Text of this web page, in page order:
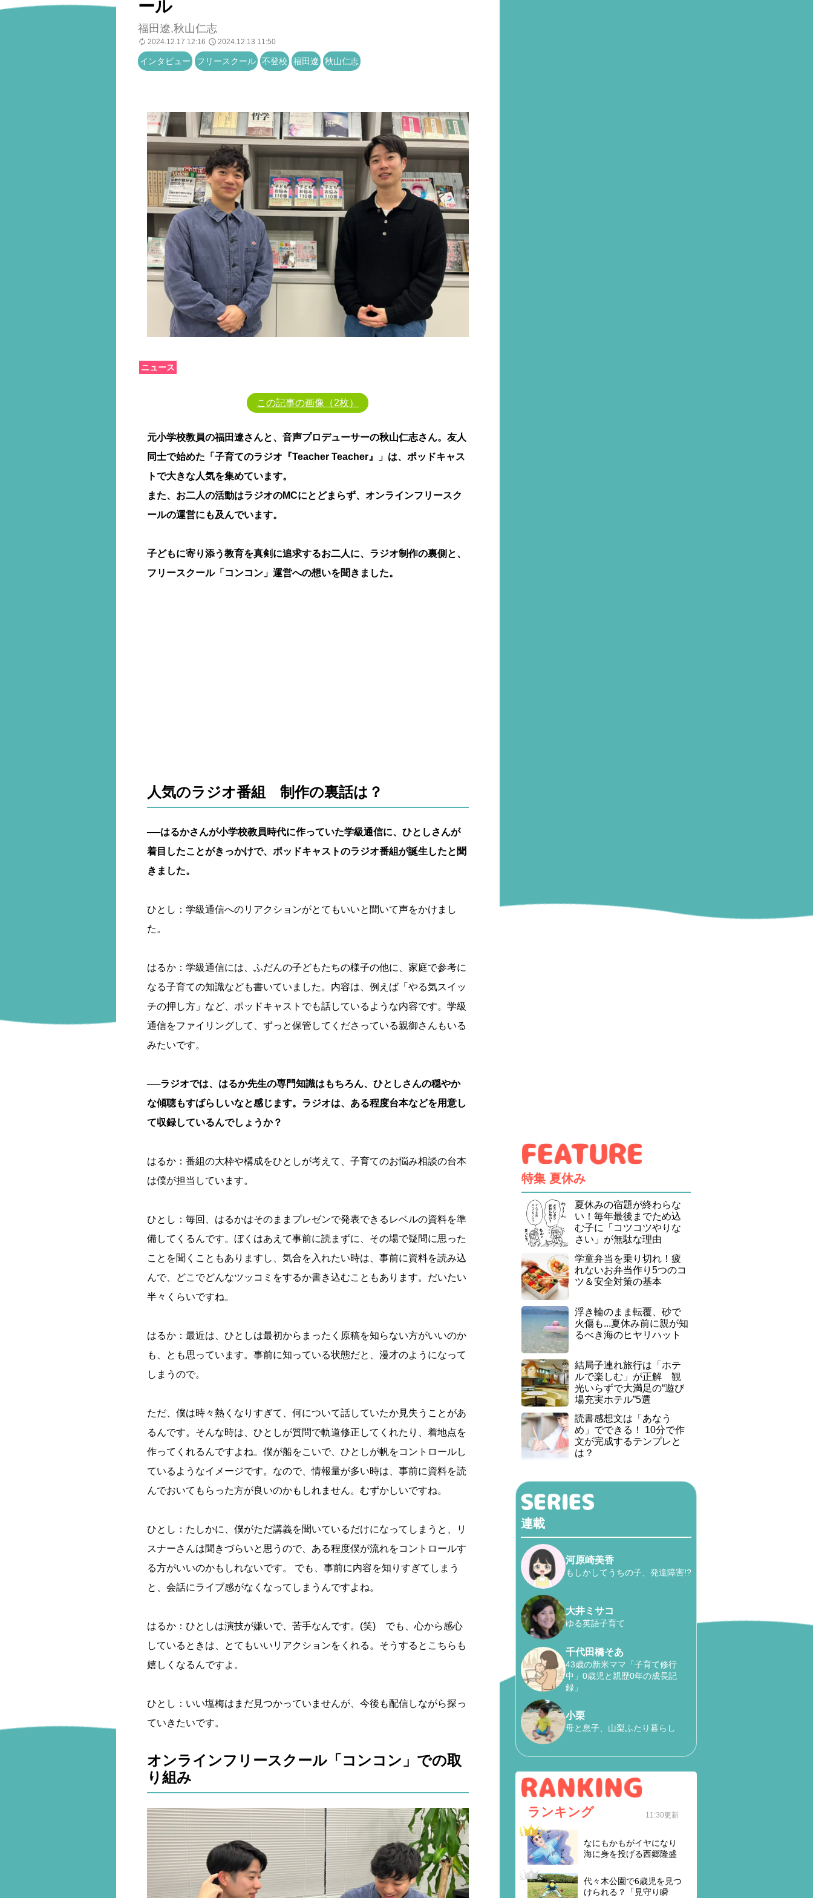
ール
福田遼,秋山仁志
2024.12.17 12:16 2024.12.13 11:50
インタビュー フリースクール 不登校 福田遼 秋山仁志
ニュース
この記事の画像（2枚）
元小学校教員の福田遼さんと、音声プロデューサーの秋山仁志さん。友人
同士で始めた「子育てのラジオ『Teacher Teacher』」は、ポッドキャス
トで大きな人気を集めています。
また、お二人の活動はラジオのMCにとどまらず、オンラインフリースク
ールの運営にも及んでいます。
子どもに寄り添う教育を真剣に追求するお二人に、ラジオ制作の裏側と、
フリースクール「コンコン」運営への想いを聞きました。
人気のラジオ番組 制作の裏話は？
──はるかさんが小学校教員時代に作っていた学級通信に、ひとしさんが
着目したことがきっかけで、ポッドキャストのラジオ番組が誕生したと聞
きました。
ひとし：学級通信へのリアクションがとてもいいと聞いて声をかけまし
た。
はるか：学級通信には、ふだんの子どもたちの様子の他に、家庭で参考に
なる子育ての知識なども書いていました。内容は、例えば「やる気スイッ
チの押し方」など、ポッドキャストでも話しているような内容です。学級
通信をファイリングして、ずっと保管してくださっている親御さんもいる
みたいです。
──ラジオでは、はるか先生の専門知識はもちろん、ひとしさんの穏やか
な傾聴もすばらしいなと感じます。ラジオは、ある程度台本などを用意し
て収録しているんでしょうか？
はるか：番組の大枠や構成をひとしが考えて、子育てのお悩み相談の台本
は僕が担当しています。
ひとし：毎回、はるかはそのままプレゼンで発表できるレベルの資料を準
備してくるんです。ぼくはあえて事前に読まずに、その場で疑問に思った
ことを聞くこともありますし、気合を入れたい時は、事前に資料を読み込
んで、どこでどんなツッコミをするか書き込むこともあります。だいたい
半々くらいですね。
はるか：最近は、ひとしは最初からまったく原稿を知らない方がいいのか
も、とも思っています。事前に知っている状態だと、漫才のようになって
しまうので。
ただ、僕は時々熱くなりすぎて、何について話していたか見失うことがあ
るんです。そんな時は、ひとしが質問で軌道修正してくれたり、着地点を
作ってくれるんですよね。僕が船をこいで、ひとしが帆をコントロールし
ているようなイメージです。なので、情報量が多い時は、事前に資料を読
んでおいてもらった方が良いのかもしれません。むずかしいですね。
ひとし：たしかに、僕がただ講義を聞いているだけになってしまうと、リ
スナーさんは聞きづらいと思うので、ある程度僕が流れをコントロールす
る方がいいのかもしれないです。 でも、事前に内容を知りすぎてしまう
と、会話にライブ感がなくなってしまうんですよね。
はるか：ひとしは演技が嫌いで、苦手なんです。(笑) でも、心から感心
しているときは、とてもいいリアクションをくれる。そうするとこちらも
嬉しくなるんですよ。
ひとし：いい塩梅はまだ見つかっていませんが、今後も配信しながら探っ
ていきたいです。
オンラインフリースクール「コンコン」での取
り組み
特集 夏休み
夏休みの宿題が終わらな
い！毎年最後までため込
む子に「コツコツやりな
さい」が無駄な理由
学童弁当を乗り切れ！疲
れないお弁当作り5つのコ
ツ＆安全対策の基本
浮き輪のまま転覆、砂で
火傷も...夏休み前に親が知
るべき海のヒヤリハット
結局子連れ旅行は「ホテ
ルで楽しむ」が正解 観
光いらずで大満足の“遊び
場充実ホテル”5選
読書感想文は「あなう
め」でできる！ 10分で作
文が完成するテンプレと
は？
連載
河原崎美香
もしかしてうちの子、発達障害!?
大井ミサコ
ゆる英語子育て
千代田橋そあ
43歳の新米ママ「子育て修行
中」0歳児と親歴0年の成長記
録」
小栗
母と息子、山梨ふたり暮らし
ランキング 11:30更新
なにもかもがイヤになり
海に身を投げる西郷隆盛
代々木公園で6歳児を見つ
けられる？「見守り瞬